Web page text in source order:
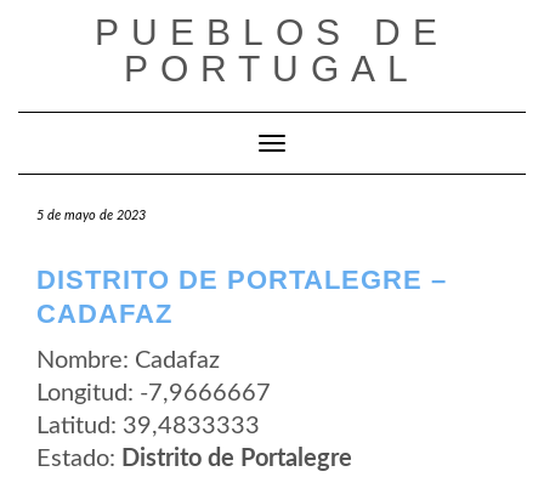
PUEBLOS DE
PORTUGAL
Cambiar modo de navegación
5 de mayo de 2023
DISTRITO DE PORTALEGRE –
CADAFAZ
Nombre: Cadafaz
Longitud: -7,9666667
Latitud: 39,4833333
Estado: Distrito de Portalegre